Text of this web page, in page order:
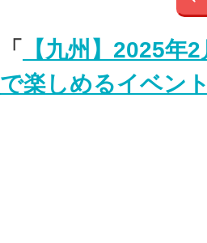
「
【九州】2025年
で楽しめるイベン